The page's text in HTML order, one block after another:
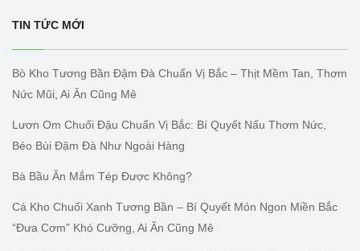
TIN TỨC MỚI
Bò Kho Tương Bần Đậm Đà Chuẩn Vị Bắc – Thịt Mềm Tan, Thơm
Nức Mũi, Ai Ăn Cũng Mê
Lươn Om Chuối Đậu Chuẩn Vị Bắc: Bí Quyết Nấu Thơm Nức,
Béo Bùi Đậm Đà Như Ngoài Hàng
Bà Bầu Ăn Mắm Tép Được Không?
Cá Kho Chuối Xanh Tương Bần – Bí Quyết Món Ngon Miền Bắc
“đưa Cơm” Khó Cưỡng, Ai Ăn Cũng Mê